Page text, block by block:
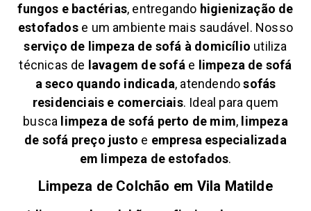
fungos e bactérias, entregando higienização de
estofadose um ambiente mais saudável. Nosso
serviço de limpeza de sofá à domicílio utiliza
técnicas de lavagem de sofá e limpeza de sofá
a seco quando indicada, atendendosofás
residenciais e comerciais. Ideal para quem
busca limpeza de sofá perto de mim, limpeza
de sofá preço justo e empresa especializada
em limpeza de estofados.
Limpeza de Colchão em Vila Matilde